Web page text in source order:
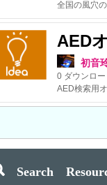
AED
初音
0 ダウンロ
Search